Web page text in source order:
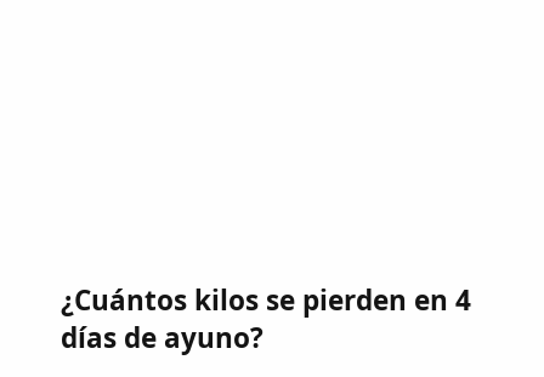
¿Cuántos kilos se pierden en 4
días de ayuno?